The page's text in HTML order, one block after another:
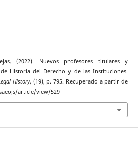
(2022). Nuevos profesores titulares y
Historia del Derecho y de las Instituciones.
History, (19), p. 795. Recuperado a partir de
article/view/529